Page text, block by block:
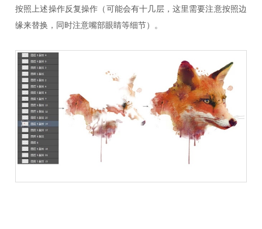
按照上述操作反复操作（可能会有十几层，这里需要注意按照边
缘来替换，同时注意嘴部眼睛等细节）。